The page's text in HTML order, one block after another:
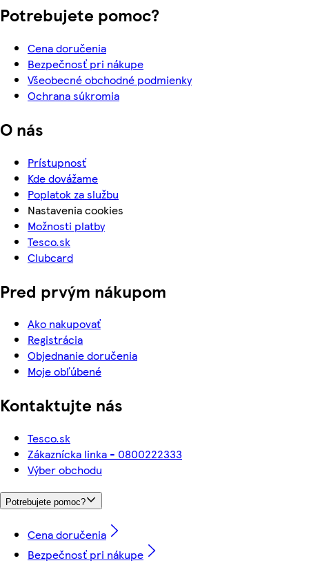
Potrebujete pomoc?
Cena doručenia
Bezpečnosť pri nákupe
Všeobecné obchodné podmienky
Ochrana súkromia
O nás
Prístupnosť
Kde dovážame
Poplatok za službu
Nastavenia cookies
Možnosti platby
Tesco.sk
Clubcard
Pred prvým nákupom
Ako nakupovať
Registrácia
Objednanie doručenia
Moje obľúbené
Kontaktujte nás
Tesco.sk
Zákaznícka linka - 0800222333
Výber obchodu
Potrebujete pomoc?
Cena doručenia
Bezpečnosť pri nákupe